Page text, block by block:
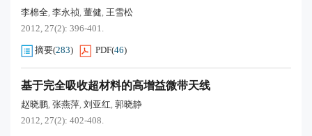
李棉全, 李永祯, 董健, 王雪松
2012, 27(2): 396-401.
摘要(283) PDF(46)
基于完全吸收超材料的高增益微带天线
赵晓鹏, 张燕萍, 刘亚红, 郭晓静
2012, 27(2): 402-408.